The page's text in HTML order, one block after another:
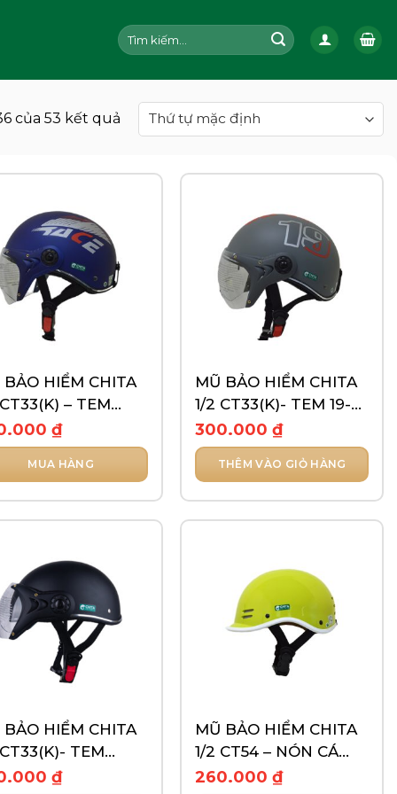
Tìm
kiếm:
của 53 kết quả
BẢO HIỂM CHITA
– TEM
₫
MUA HÀNG
MŨ BẢO HIỂM CHITA
1/2 CT33(K)- TEM 19-
89
300.000₫
THÊM VÀO GIỎ HÀNG
BẢO HIỂM CHITA
TEM
₫
MŨ BẢO HIỂM CHITA
1/2 CT54 – NÓN CÁ
HEO CHO BÉ
260.000₫